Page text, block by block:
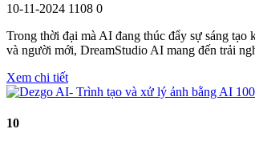
10-11-2024 1108 0
Trong thời đại mà AI đang thúc đẩy sự sáng
và người mới, DreamStudio AI mang đến trải
Xem chi tiết
10